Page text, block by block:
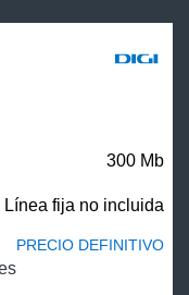
300 Mb
Línea fija no incluida
PRECIO DEFINITIVO